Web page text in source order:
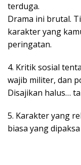
terduga.
Drama ini brutal.
karakter yang
peringatan.
4. Kritik sosial
wajib militer, dan
Disajikan halus…
5. Karakter yang
biasa yang